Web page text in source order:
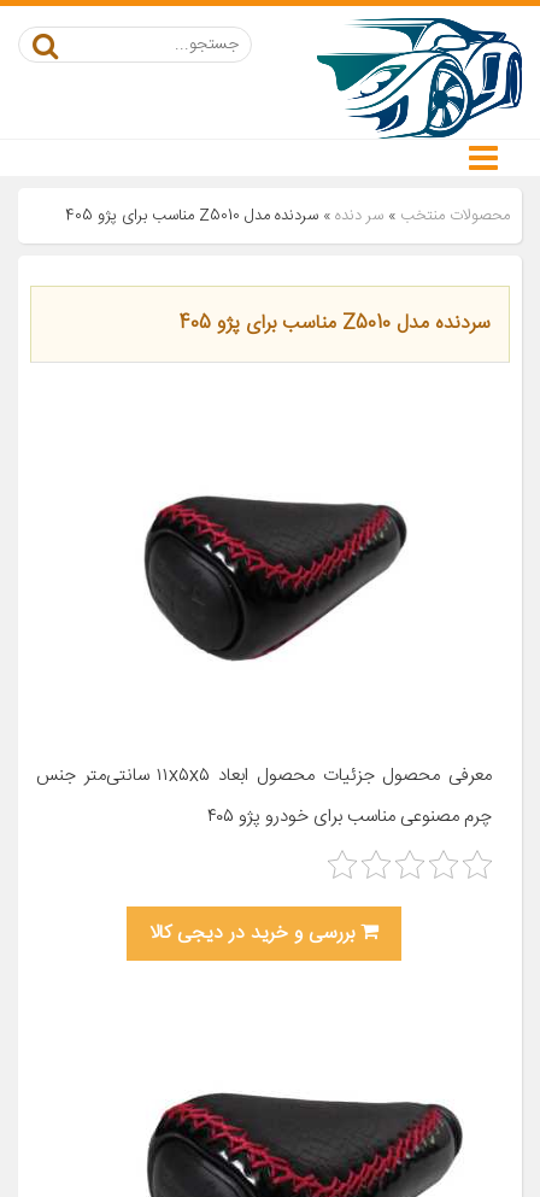
محصولات منتخب » سر دنده» سردنده مدل Z5010 مناسب برای پژو 405
سردنده مدل Z5010 مناسب برای پژو 405
معرفی محصول جزئیات محصول ابعاد ۱۱x۵x۵ سانتی‌متر جنس
چرم مصنوعی مناسب برای خودرو پژو ۴۰۵
بررسی و خرید در دیجی کالا